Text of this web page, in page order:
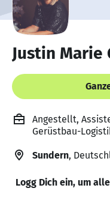
Justin Marie
Angestellt,
Gerüstbau-
Sundern,
Logg Dich ein, um